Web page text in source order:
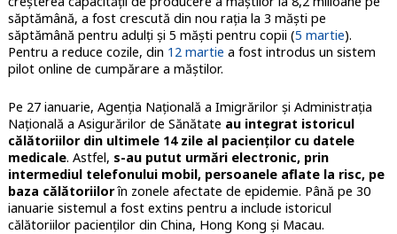
săptămână, a fost crescută din nou rația la 3 măști pe
săptămână pentru adulți și 5 măști pentru copii (5 martie).
Pentru a reduce cozile, din 12 martie a fost introdus un sistem
pilot online de cumpărare a măștilor.
Pe 27 ianuarie, Agenția Națională a Imigrărilor și Administrația
Națională a Asigurărilor de Sănătate au integrat istoricul
călătoriilor din ultimele 14 zile al pacienților cu datele
medicale. Astfel, s-au putut urmări electronic, prin
intermediul telefonului mobil, persoanele aflate la risc, pe
baza călătoriilorîn zonele afectate de epidemie. Până pe 30
ianuarie sistemul a fost extins pentru a include istoricul
călătoriilor pacienților din China, Hong Kong și Macau.